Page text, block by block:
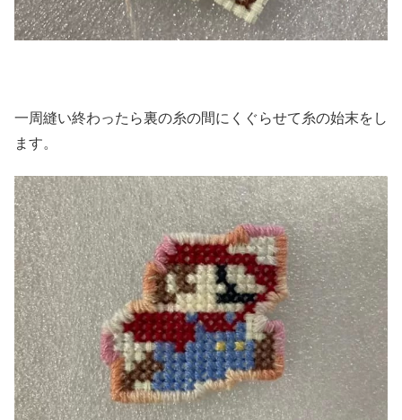
一周縫い終わったら裏の糸の間にくぐらせて糸の始末をし
ます。